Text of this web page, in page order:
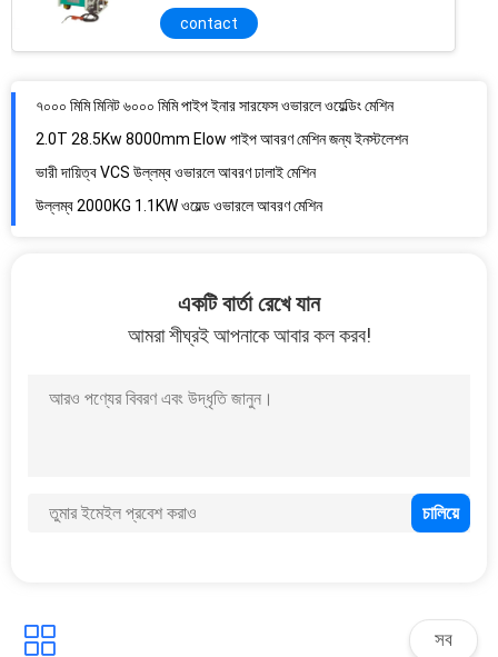
contact
কার্বন ইস্পাত হার্ডফেসিং চিনি রোলার ওভারলে ওয়েল্ডিং মেশিন
কার্বন ইস্পাত ম্যানুয়াল 180 ডিগ্রী 1000mm গ্যান্ট্রি ওয়েল্ডিং মেশিন
300mm মিনিট 0.75kw আবরণ ওভারলে ওয়েল্ডিং মেশিন
0.6MPa 500mm হাইড্রোলিক সিলিন্ডার ক্যাপ স্বয়ংক্রিয় ঢালাই মেশিন
একটি বার্তা রেখে যান
আমরা শীঘ্রই আপনাকে আবার কল করব!
সব